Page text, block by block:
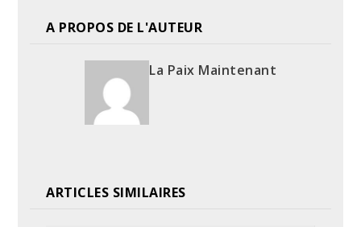
A PROPOS DE L'AUTEUR
La Paix Maintenant
ARTICLES SIMILAIRES